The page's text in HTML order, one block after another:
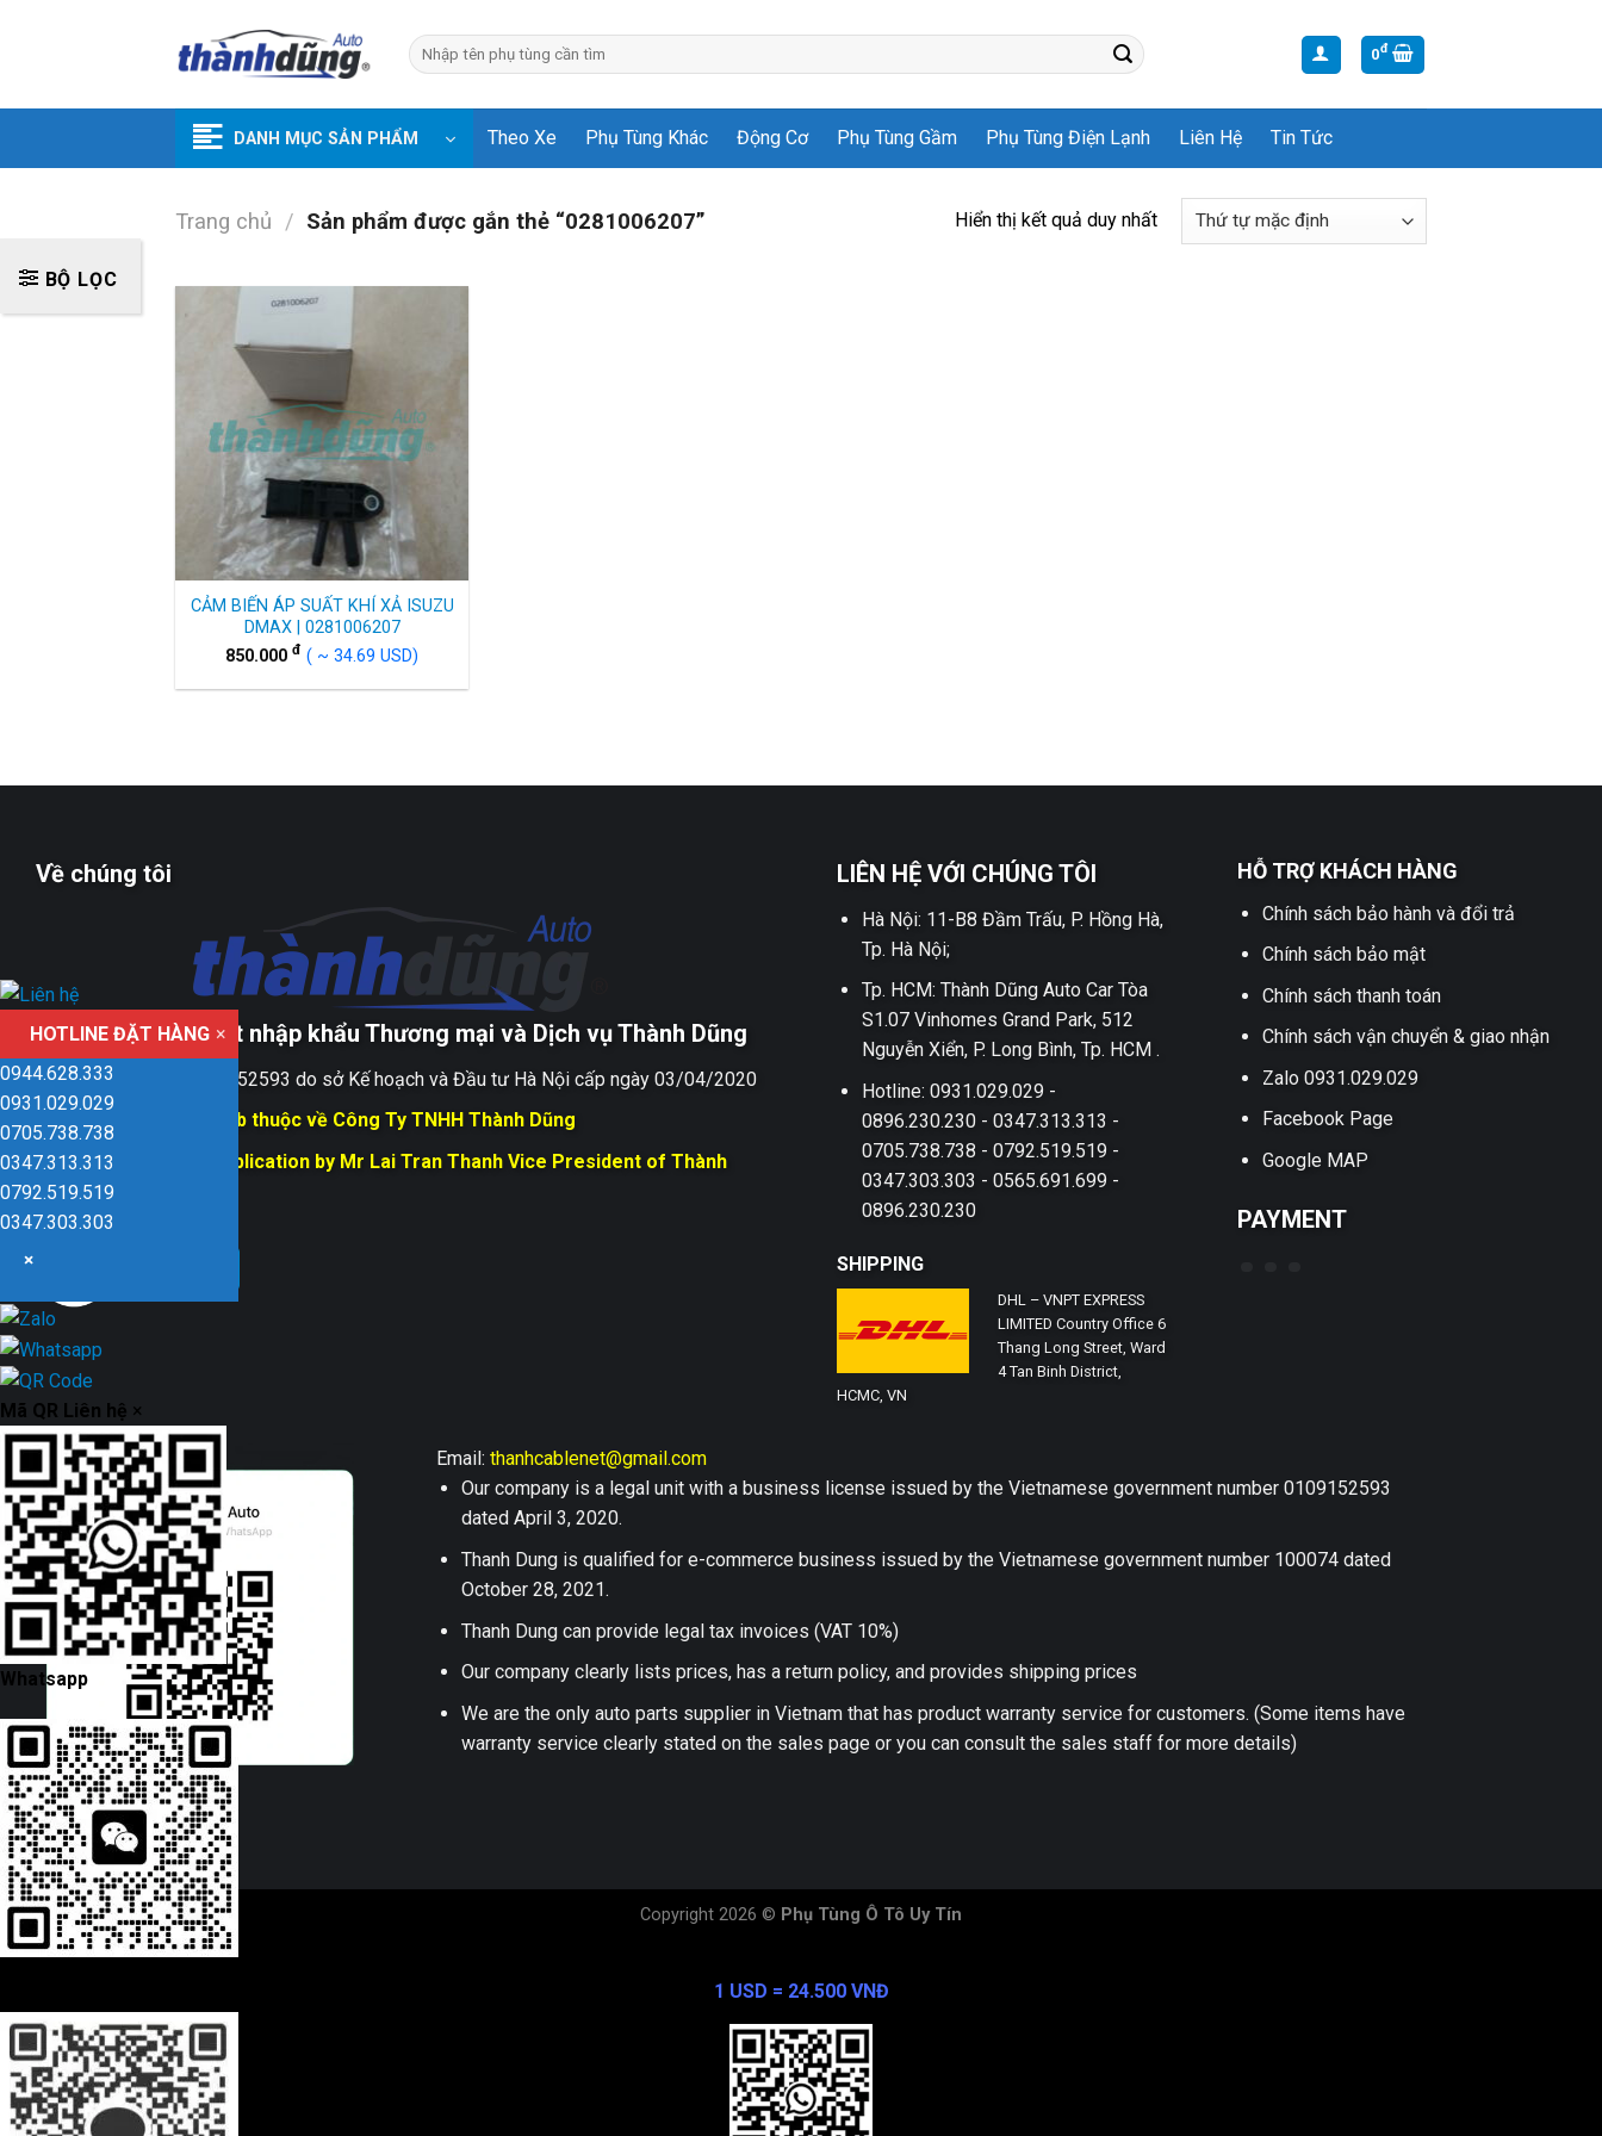
Tìm
kiếm:
0đ
DANH MỤC SẢN PHẨM Theo Xe Phụ Tùng Khác Động Cơ Phụ Tùng Gầm Phụ Tùng Điện Lạnh Liên Hệ Tin Tức
Trang chủ / Sản phẩm được gắn thẻ “0281006207”
BỘ LỌC
Hiển thị kết quả duy nhất
CẢM BIẾN ÁP SUẤT KHÍ XẢ ISUZU
DMAX | 0281006207
850.000 đ ( ~ 34.69 USD)
Về chúng tôi
Công ty TNHH xuất nhập khẩu Thương mại và Dịch vụ Thành Dũng
Giấy ĐKKD số 0109152593 do sở Kế hoạch và Đầu tư Hà Nội cấp ngày 03/04/2020
Bản quyền trang web thuộc về Công Ty TNHH Thành Dũng
Responsible for Publication by Mr Lai Tran Thanh Vice President of Thành
Dũng company
LIÊN HỆ VỚI CHÚNG TÔI
Hà Nội: 11-B8 Đầm Trấu, P. Hồng Hà,
Tp. Hà Nội;
Tp. HCM: Thành Dũng Auto Car Tòa
S1.07 Vinhomes Grand Park, 512
Nguyễn Xiển, P. Long Bình, Tp. HCM .
Hotline: 0931.029.029 -
0896.230.230 - 0347.313.313 -
0705.738.738 - 0792.519.519 -
0347.303.303 - 0565.691.699 -
0896.230.230
SHIPPING
DHL – VNPT EXPRESS
LIMITED Country Office 6
Thang Long Street, Ward
4 Tan Binh District,
HCMC, VN
HỖ TRỢ KHÁCH HÀNG
Chính sách bảo hành và đổi trả
Chính sách bảo mật
Chính sách thanh toán
Chính sách vận chuyển & giao nhận
Zalo 0931.029.029
Facebook Page
Google MAP
PAYMENT
Email: thanhcablenet@gmail.com
Our company is a legal unit with a business license issued by the Vietnamese government number 0109152593
dated April 3, 2020.
Thanh Dung is qualified for e-commerce business issued by the Vietnamese government number 100074 dated
October 28, 2021.
Thanh Dung can provide legal tax invoices (VAT 10%)
Our company clearly lists prices, has a return policy, and provides shipping prices
We are the only auto parts supplier in Vietnam that has product warranty service for customers. (Some items have
warranty service clearly stated on the sales page or you can consult the sales staff for more details)
Copyright 2026 © Phụ Tùng Ô Tô Uy Tín
HOTLINE ĐẶT HÀNG ×
0944.628.333
0931.029.029
0705.738.738
0347.313.313
0792.519.519
0347.303.303
×
Mã QR Liên hệ ×
Whatsapp
1 USD = 24.500 VNĐ